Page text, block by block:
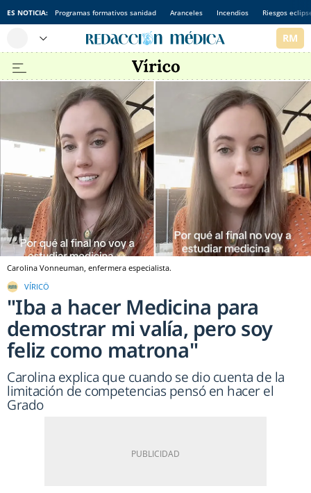
ES NOTICIA: Programas formativos sanidad Aranceles Incendios Riesgos
Carolina Vonneuman, enfermera especialista.
VÍRICÖ
"Iba a hacer Medicina para
demostrar mi valía, pero soy
feliz como matrona"
Carolina explica que cuando se dio cuenta de la
limitación de competencias pensó en hacer el
Grado